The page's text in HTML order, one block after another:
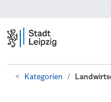
Kategorien